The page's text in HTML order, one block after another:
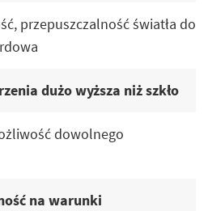
przepuszczalność światła do
dużo wyższa niż szkło
dowolnego
na warunki